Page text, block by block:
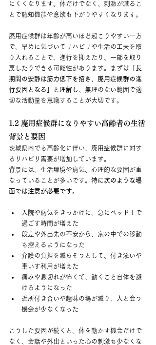
にくくなります。体だけでなく、刺激が減るこ
とで認知機能や意欲も下がりやすくなります。
廃用症候群は年齢が高いほど起こりやすい一方
で、早めに気づいてリハビリや生活の工夫を取
り入れることで、進行を抑えたり、一部を取り
戻したりできる可能性があります。まずは 「長
期間の安静は筋力低下を招き、廃用症候群の進
行要因となる」と理解し
、無理のない範囲で適
切な活動量を意識することが大切です。
1.2 廃用症候群になりやすい高齢者の生活
背景と要因
茨城県内でも高齢化に伴い、廃用症候群に対す
るリハビリ需要が増加しています。
背景には、生活環境や病気、心理的な要因が重
なっていることが多いです。 特に次のような場
面では注意が必要です。
入院や病気をきっかけに、急にベッド上で
過ごす時間が増えた
段差や外出先の不安から、家の中での移動
も控えるようになった
介護の負担を減らそうとして、付き添いや
車いす利用が増えた
痛みや息切れが怖くて、動くこと自体を避
けるようになった
近所付き合いや趣味の場が減り、人と会う
機会が少なくなった
こうした要因が続くと、体を動かす機会だけで
なく、会話や外出といった心の刺激も少なくな